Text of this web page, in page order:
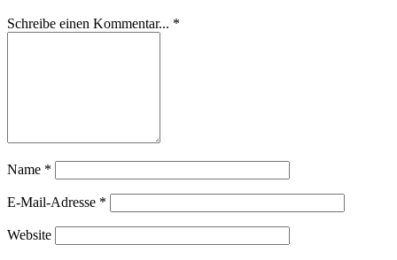
Schreibe einen Kommentar... *
Name *
E-Mail-Adresse *
Website